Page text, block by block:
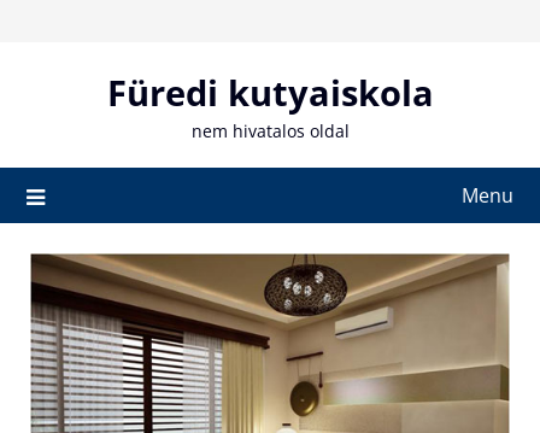
Füredi kutyaiskola
nem hivatalos oldal
Menu